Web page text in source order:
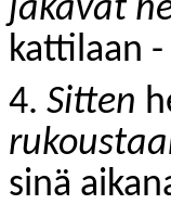
jakavat
kattilaan -
4. Sitten
sinä